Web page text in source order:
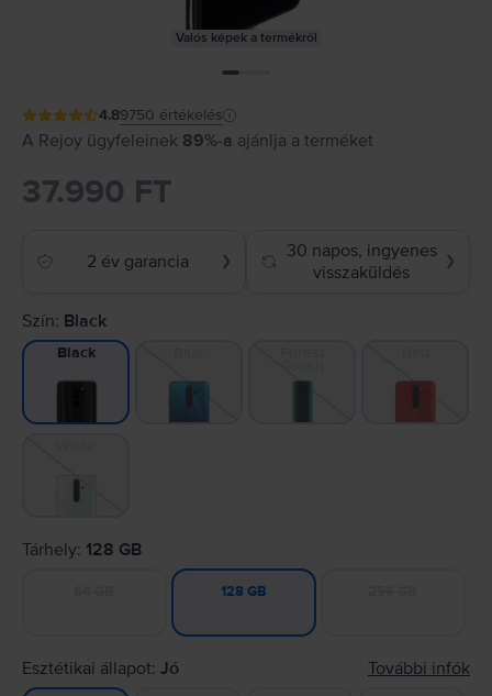
Valós képek a termékről
4.89750 értékelés
A Rejoy ügyfeleinek 89%-a ajánlja a terméket
37.990 FT
2 év garancia ❯
30 napos, ingyenes
visszaküldés
❯
Szín: Black
Black
Tárhely: 128 GB
128 GB
Esztétikai állapot: Jó További infók